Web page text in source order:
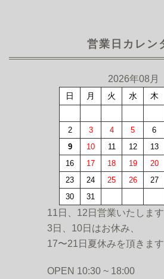
営業日カレン
2026年08月
日 月 火 水 木
2
3 4 5 6
9
10 11 12 13
16
17 18 19 20
23
24 25 26 27
30
31
11日、12日営業いたします
3日、10日はお休み、
17〜21日夏休みを頂きます
OPEN 10:30 ~ 18:00